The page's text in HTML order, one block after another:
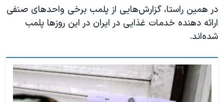
در همین راستا، گزارش‌هایی از پلمب برخی واحدهای صنفی
ارائه دهنده خدمات غذایی در ایران در این روزها پلمب
شده‌اند.